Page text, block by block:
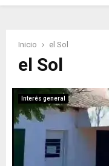
Inicio el Sol
el Sol
Interés general